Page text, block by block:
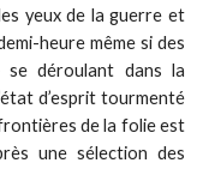
yeux de la guerre et
heure même si des
se déroulant dans la
d’esprit tourmenté
de la folie est
une sélection des